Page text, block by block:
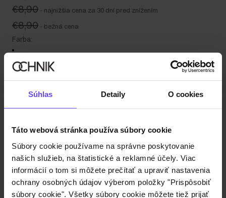
Súhlas Detaily O cookies
Táto webová stránka používa súbory cookie
Súbory cookie používame na správne poskytovanie
našich služieb, na štatistické a reklamné účely. Viac
informácií o tom si môžete prečítať a upraviť nastavenia
ochrany osobných údajov výberom položky "Prispôsobiť
súbory cookie". Všetky súbory cookie môžete tiež prijať
€8,90 - najnižšia cena za 30 dní pred znížením
€8,90 - bežná cena
Farba:
Tabuľka veľkostí
Odoslanie do 2 pracovných dní
Popis produktu
Detaily
Zloženie a rozmery